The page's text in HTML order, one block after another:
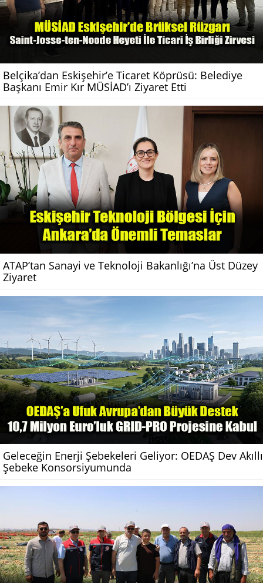
Belçika’dan Eskişehir’e Ticaret Köprüsü: Belediye
Başkanı Emir Kır MÜSİAD’ı Ziyaret Etti
ATAP’tan Sanayi ve Teknoloji Bakanlığı’na Üst Düzey
Ziyaret
Geleceğin Enerji Şebekeleri Geliyor: OEDAŞ Dev Akıllı
Şebeke Konsorsiyumunda